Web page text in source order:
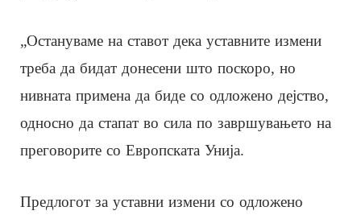
„Остануваме на ставот дека уставните измени
треба да бидат донесени што поскоро, но
нивната примена да биде со одложено дејство,
односно да стапат во сила по завршувањето на
преговорите со Европската Унија.
Предлогот за уставни измени со одложено